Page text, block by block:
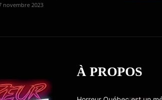
novembre 2023
À PROPOS